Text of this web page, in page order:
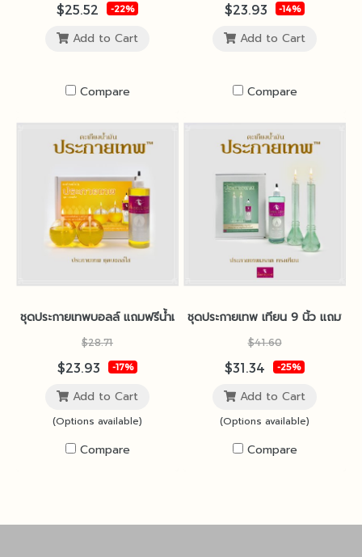
$25.52 -22%
Add to Cart
Compare
$23.93 -14%
Add to Cart
Compare
ชุดประกายเทพบอลล์ แถมฟรีน้ำมันนางฟ้า
$28.71
$23.93 -17%
Add to Cart
(Options available)
Compare
ชุดประกายเทพ เทียน 9 นิ้ว แถมฟรี
$41.60
$31.34 -25%
Add to Cart
(Options available)
Compare